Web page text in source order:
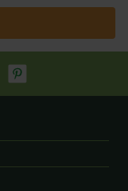
Instagram
op Twitter
op